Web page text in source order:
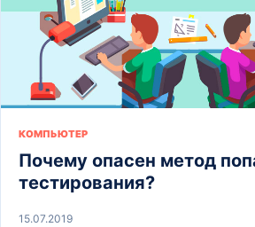
КОМПЬЮТЕР
Почему опасен метод
тестирования?
15.07.2019